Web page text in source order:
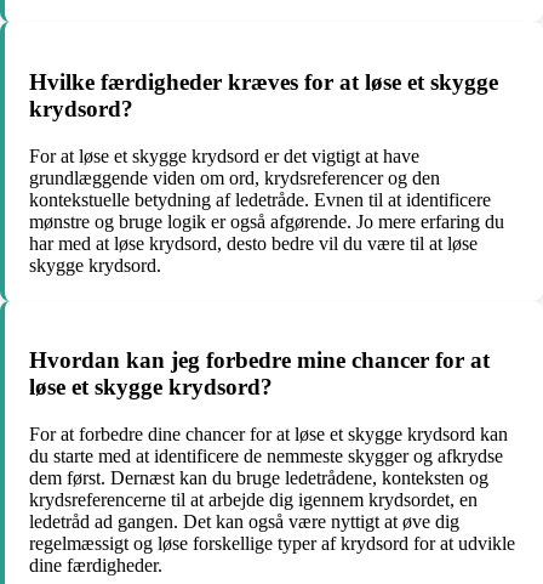
Hvilke færdigheder kræves for at løse et skygge
krydsord?
For at løse et skygge krydsord er det vigtigt at have
grundlæggende viden om ord, krydsreferencer og den
kontekstuelle betydning af ledetråde. Evnen til at identificere
mønstre og bruge logik er også afgørende. Jo mere erfaring du
har med at løse krydsord, desto bedre vil du være til at løse
skygge krydsord.
Hvordan kan jeg forbedre mine chancer for at
løse et skygge krydsord?
For at forbedre dine chancer for at løse et skygge krydsord kan
du starte med at identificere de nemmeste skygger og afkrydse
dem først. Dernæst kan du bruge ledetrådene, konteksten og
krydsreferencerne til at arbejde dig igennem krydsordet, en
ledetråd ad gangen. Det kan også være nyttigt at øve dig
regelmæssigt og løse forskellige typer af krydsord for at udvikle
dine færdigheder.